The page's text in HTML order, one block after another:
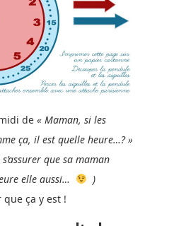
de « Maman, si les
ça, il est quelle heure…? »
que sa maman
elle aussi…
)
ça y est !